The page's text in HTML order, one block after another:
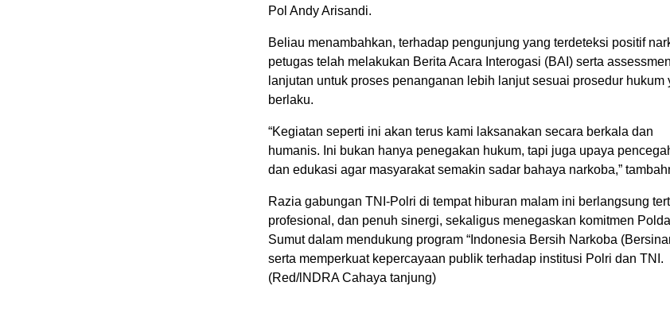
Pol Andy Arisandi.
Beliau menambahkan, terhadap pengunjung yang terdeteksi positif
petugas telah melakukan Berita Acara Interogasi (BAI) serta
lanjutan untuk proses penanganan lebih lanjut sesuai prosedur hukum
berlaku.
“Kegiatan seperti ini akan terus kami laksanakan secara berkala dan
humanis. Ini bukan hanya penegakan hukum, tapi juga upaya
dan edukasi agar masyarakat semakin sadar bahaya narkoba,”
Razia gabungan TNI-Polri di tempat hiburan malam ini berlangsung
profesional, dan penuh sinergi, sekaligus menegaskan komitmen Polda
Sumut dalam mendukung program “Indonesia Bersih Narkoba
serta memperkuat kepercayaan publik terhadap institusi Polri dan TNI.
(Red/lNDRA Cahaya tanjung)